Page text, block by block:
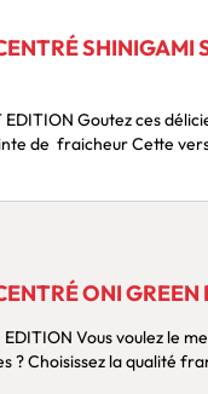
SHINIGAMI
acidulés à la pomme accompagné de
ONI
arôme DIY pour les amateurs de vape aux